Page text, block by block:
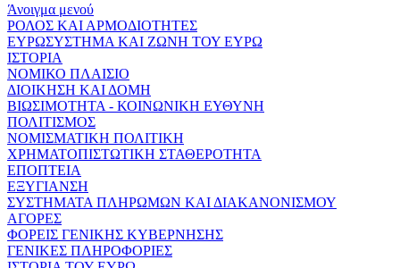
Άνοιγμα μενού
ΡΟΛΟΣ ΚΑΙ ΑΡΜΟΔΙΟΤΗΤΕΣ
ΕΥΡΩΣΥΣΤΗΜΑ ΚΑΙ ΖΩΝΗ ΤΟΥ ΕΥΡΩ
ΙΣΤΟΡΙΑ
ΝΟΜΙΚΟ ΠΛΑΙΣΙΟ
ΔΙΟΙΚΗΣΗ ΚΑΙ ΔΟΜΗ
ΒΙΩΣΙΜΟΤΗΤΑ - ΚΟΙΝΩΝΙΚΗ ΕΥΘΥΝΗ
ΠΟΛΙΤΙΣΜΟΣ
ΝΟΜΙΣΜΑΤΙΚΗ ΠΟΛΙΤΙΚΗ
ΧΡΗΜΑΤΟΠΙΣΤΩΤΙΚΗ ΣΤΑΘΕΡΟΤΗΤΑ
ΕΠΟΠΤΕΙΑ
ΕΞΥΓΙΑΝΣΗ
ΣΥΣΤΗΜΑΤΑ ΠΛΗΡΩΜΩΝ ΚΑΙ ΔΙΑΚΑΝΟΝΙΣΜΟΥ
ΑΓΟΡΕΣ
ΦΟΡΕΙΣ ΓΕΝΙΚΗΣ ΚΥΒΕΡΝΗΣΗΣ
ΓΕΝΙΚΕΣ ΠΛΗΡΟΦΟΡΙΕΣ